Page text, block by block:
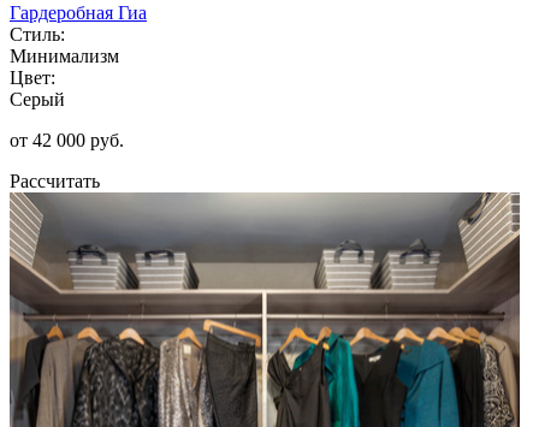
Гардеробная Гиа
Стиль:
Минимализм
Цвет:
Серый
от 42 000 руб.
Рассчитать